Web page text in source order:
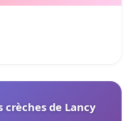
de Lancy